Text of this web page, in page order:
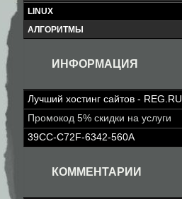
LINUX
АЛГОРИТМЫ
ИНФОРМАЦИЯ
Лучший хостинг сайтов - REG.RU
Промокод 5% скидки на услуги
39CC-C72F-6342-560A
КОММЕНТАРИИ